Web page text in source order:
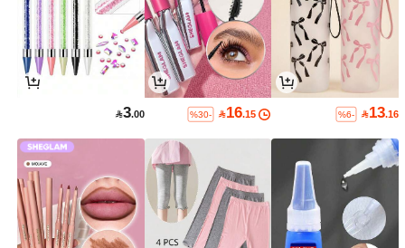
13.16
%6-
16.15
%30-
3.00